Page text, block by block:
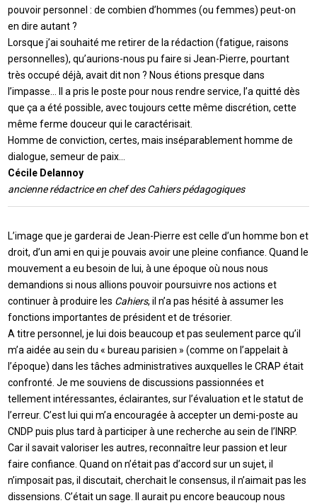
pouvoir personnel : de combien d’hommes (ou femmes) peut-on
en dire autant ?
Lorsque j’ai souhaité me retirer de la rédaction (fatigue, raisons
personnelles), qu’aurions-nous pu faire si Jean-Pierre, pourtant
très occupé déjà, avait dit non ? Nous étions presque dans
l’impasse… Il a pris le poste pour nous rendre service, l’a quitté dès
que ça a été possible, avec toujours cette même discrétion, cette
même ferme douceur qui le caractérisait.
Homme de conviction, certes, mais inséparablement homme de
dialogue, semeur de paix…
Cécile Delannoy
ancienne rédactrice en chef des Cahiers pédagogiques
L’image que je garderai de Jean-Pierre est celle d’un homme bon et
droit, d’un ami en qui je pouvais avoir une pleine confiance. Quand le
mouvement a eu besoin de lui, à une époque où nous nous
demandions si nous allions pouvoir poursuivre nos actions et
continuer à produire les Cahiers, il n’a pas hésité à assumer les
fonctions importantes de président et de trésorier.
A titre personnel, je lui dois beaucoup et pas seulement parce qu’il
m’a aidée au sein du « bureau parisien » (comme on l’appelait à
l’époque) dans les tâches administratives auxquelles le CRAP était
confronté. Je me souviens de discussions passionnées et
tellement intéressantes, éclairantes, sur l’évaluation et le statut de
l’erreur. C’est lui qui m’a encouragée à accepter un demi-poste au
CNDP puis plus tard à participer à une recherche au sein de l’INRP.
Car il savait valoriser les autres, reconnaître leur passion et leur
faire confiance. Quand on n’était pas d’accord sur un sujet, il
n’imposait pas, il discutait, cherchait le consensus, il n’aimait pas les
dissensions. C’était un sage. Il aurait pu encore beaucoup nous